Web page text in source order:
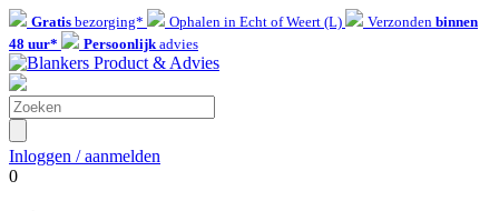
Gratis bezorging* Ophalen in Echt of Weert (L) Verzonden binnen
48 uur*
Persoonlijkadvies
Inloggen / aanmelden
0